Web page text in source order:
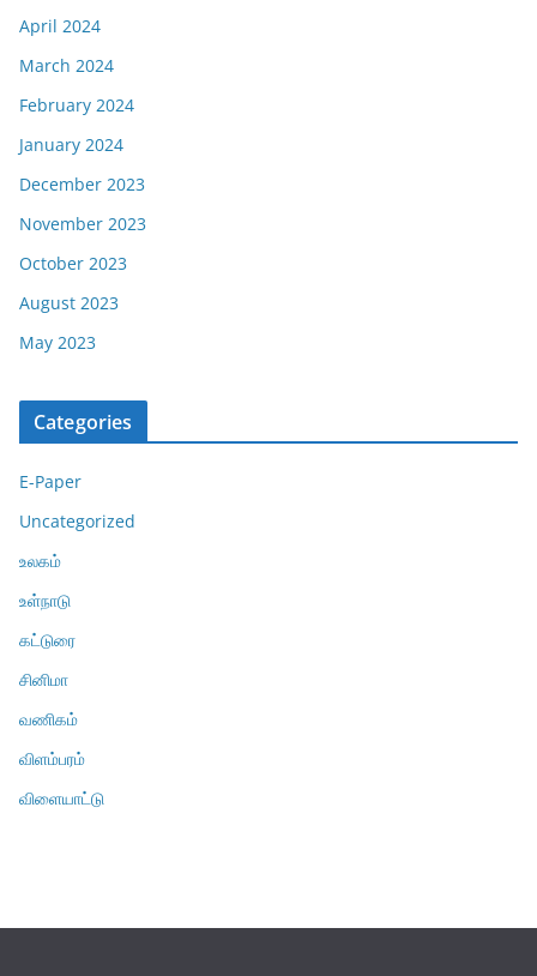
April 2024
March 2024
February 2024
January 2024
December 2023
November 2023
October 2023
August 2023
May 2023
Categories
E-Paper
Uncategorized
உலகம்
உள்நாடு
கட்டுரை
சினிமா
வணிகம்
விளம்பரம்
விளையாட்டு